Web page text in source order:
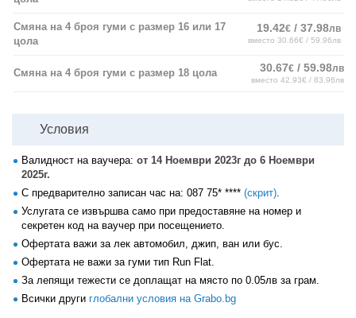
Смяна на 4 броя гуми с размер 16 или 17
цола
19.42€ / 37.98лв
вместо 30.66€ / 59.96лв
Смяна на 4 броя гуми с размер 18 цола 30.67€ / 59.98лв
вместо 42.93€ / 83.96лв
Условия
Валидност на ваучера: от 14 Ноември 2023г до 6 Ноември
2025г.
С предварително записан час на: 087 75* **** (скрит).
Услугата се извършва само при предоставяне на номер и
секретен код на ваучер при посещението.
Офертата важи за лек автомобил, джип, ван или бус.
Офертата не важи за гуми тип Run Flat.
За лепящи тежести се доплащат на място по 0.05лв за грам.
Всички други глобални условия на Grabo.bg